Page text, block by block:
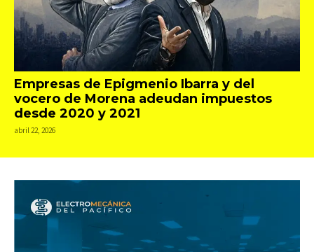
Empresas de Epigmenio Ibarra y del
vocero de Morena adeudan impuestos
desde 2020 y 2021
abril 22, 2026